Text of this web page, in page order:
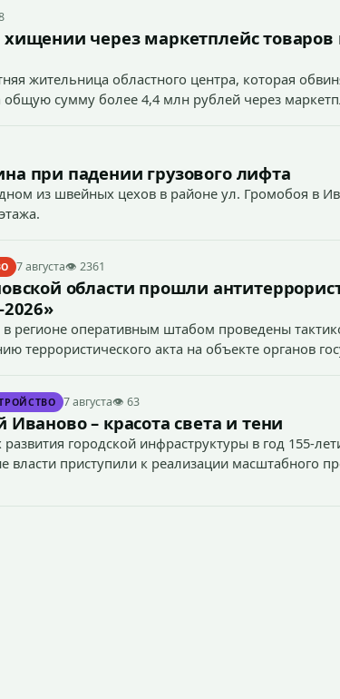
хищении через маркетплейс
жительница областного центра, которая
сумму более 4,4 млн рублей через
при падении грузового лифта
из швейных цехов в районе ул. Громобоя в
7 августа👁 2361
области прошли
2026»
в регионе оперативным штабом проведены
террористического акта на объекте органов
7 августа👁 63
Иваново – красота света и тени
городской инфраструктуры в год 155-
власти приступили к реализации масштабного